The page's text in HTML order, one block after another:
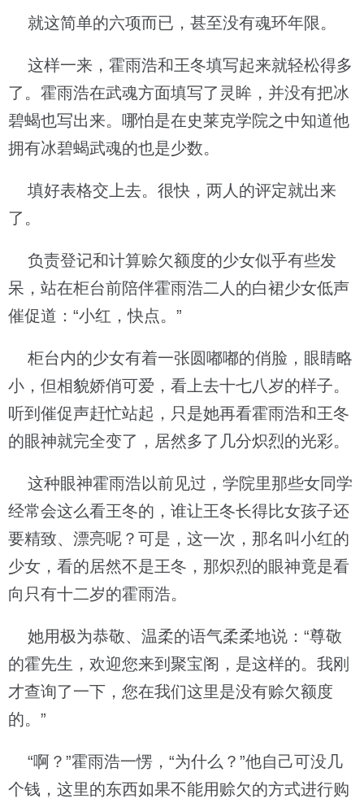
就这简单的六项而已，甚至没有魂环年限。
这样一来，霍雨浩和王冬填写起来就轻松得多
了。霍雨浩在武魂方面填写了灵眸，并没有把冰
碧蝎也写出来。哪怕是在史莱克学院之中知道他
拥有冰碧蝎武魂的也是少数。
填好表格交上去。很快，两人的评定就出来
了。
负责登记和计算赊欠额度的少女似乎有些发
呆，站在柜台前陪伴霍雨浩二人的白裙少女低声
催促道：“小红，快点。”
柜台内的少女有着一张圆嘟嘟的俏脸，眼睛略
小，但相貌娇俏可爱，看上去十七八岁的样子。
听到催促声赶忙站起，只是她再看霍雨浩和王冬
的眼神就完全变了，居然多了几分炽烈的光彩。
这种眼神霍雨浩以前见过，学院里那些女同学
经常会这么看王冬的，谁让王冬长得比女孩子还
要精致、漂亮呢？可是，这一次，那名叫小红的
少女，看的居然不是王冬，那炽烈的眼神竟是看
向只有十二岁的霍雨浩。
她用极为恭敬、温柔的语气柔柔地说：“尊敬
的霍先生，欢迎您来到聚宝阁，是这样的。我刚
才查询了一下，您在我们这里是没有赊欠额度
的。”
“啊？”霍雨浩一愣，“为什么？”他自己可没几
个钱，这里的东西如果不能用赊欠的方式进行购